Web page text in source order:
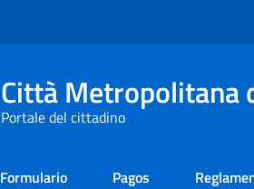
Città Metropolitana
Portale del cittadino
Formulario Pagos